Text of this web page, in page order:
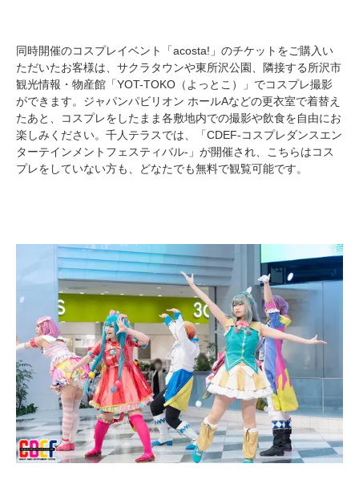
同時開催のコスプレイベント「acosta!」のチケットをご購入い
ただいたお客様は、サクラタウンや東所沢公園、隣接する所沢市
観光情報・物産館「YOT-TOKO（よっとこ）」でコスプレ撮影
ができます。ジャパンパビリオン ホールAなどの更衣室で着替え
たあと、コスプレをしたまま各敷地内での撮影や飲食を自由にお
楽しみください。千人テラスでは、「CDEF-コスプレダンスエン
ターテインメントフェスティバル-」が開催され、こちらはコス
プレをしていない方も、どなたでも無料で観覧可能です。